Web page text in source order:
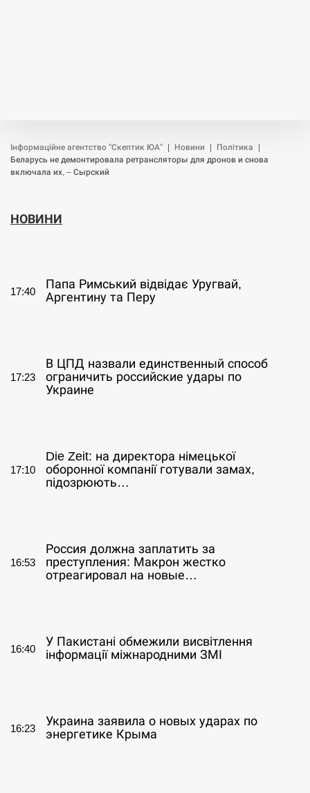
Інформаційне агентство "Скептик ЮА" Новини Політика
Беларусь не демонтировала ретрансляторы для дронов и снова
включала их, – Сырский
НОВИНИ
17:40
Папа Римський відвідає Уругвай,
Аргентину та Перу
17:23
В ЦПД назвали единственный способ
ограничить российские удары по
Украине
17:10
Die Zeit: на директора німецької
оборонної компанії готували замах,
підозрюють…
16:53
Россия должна заплатить за
преступления: Макрон жестко
отреагировал на новые…
16:40
У Пакистані обмежили висвітлення
інформації міжнародними ЗМІ
16:23
Украина заявила о новых ударах по
энергетике Крыма